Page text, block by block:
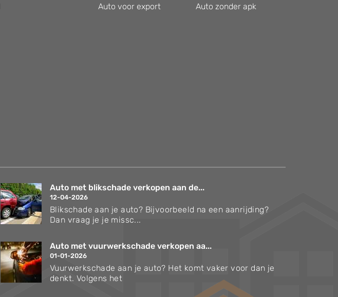
Auto voor export
Auto zonder apk
Auto met blikschade verkopen aan de...
12-04-2026
Blikschade aan je auto? Bijvoorbeeld na een aanrijding?
Dan vraag je je missc...
Auto met vuurwerkschade verkopen aa...
01-01-2026
Vuurwerkschade aan je auto? Het komt vaker voor dan je
denkt. Volgens het